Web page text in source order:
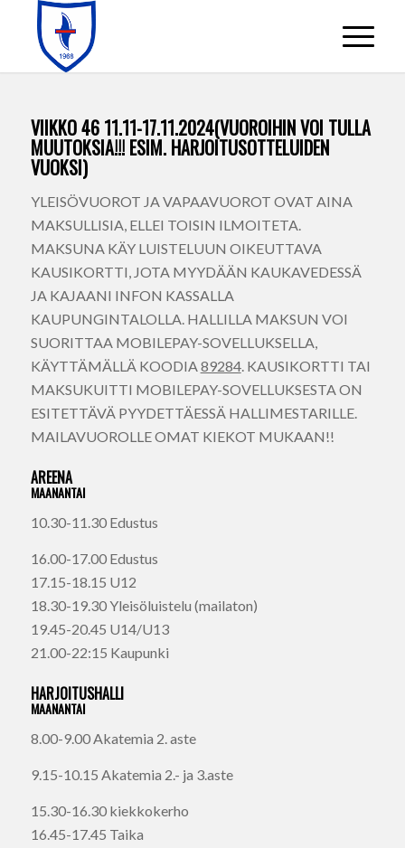
VIIKKO 46 11.11-17.11.2024(VUOROIHIN VOI TULLA
MUUTOKSIA!!! ESIM. HARJOITUSOTTELUIDEN
VUOKSI)
YLEISÖVUOROT JA VAPAAVUOROT OVAT AINA
MAKSULLISIA, ELLEI TOISIN ILMOITETA.
MAKSUNA KÄY LUISTELUUN OIKEUTTAVA
KAUSIKORTTI, JOTA MYYDÄÄN KAUKAVEDESSÄ
JA KAJAANI INFON KASSALLA
KAUPUNGINTALOLLA. HALLILLA MAKSUN VOI
SUORITTAA MOBILEPAY-SOVELLUKSELLA,
KÄYTTÄMÄLLÄ KOODIA 89284. KAUSIKORTTI TAI
MAKSUKUITTI MOBILEPAY-SOVELLUKSESTA ON
ESITETTÄVÄ PYYDETTÄESSÄ HALLIMESTARILLE.
MAILAVUOROLLE OMAT KIEKOT MUKAAN!!
AREENA
MAANANTAI
10.30-11.30 Edustus
16.00-17.00 Edustus
17.15-18.15 U12
18.30-19.30 Yleisöluistelu (mailaton)
19.45-20.45 U14/U13
21.00-22:15 Kaupunki
HARJOITUSHALLI
MAANANTAI
8.00-9.00 Akatemia 2. aste
9.15-10.15 Akatemia 2.- ja 3.aste
15.30-16.30 kiekkokerho
16.45-17.45 Taika